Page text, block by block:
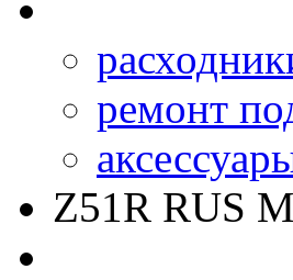
ремонт
Z51R RUS